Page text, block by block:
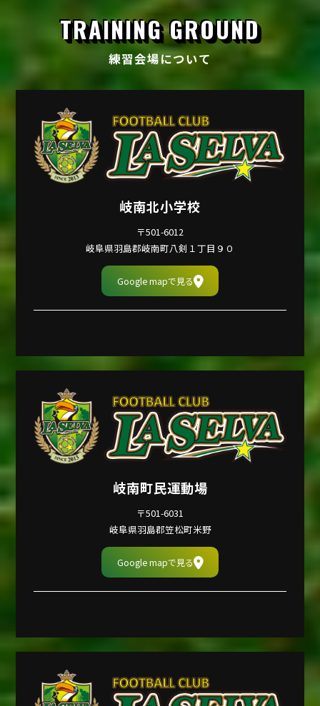
TRAINING GROUND
練習会場について
岐南北小学校
〒501-6012
岐阜県羽島郡岐南町八剣１丁目９０
Google mapで見る
岐南町民運動場
〒501-6031
岐阜県羽島郡笠松町米野
Google mapで見る